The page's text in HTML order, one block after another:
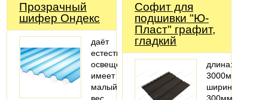
Прозрачный
шифер Ондекс
даёт
естественное
освещение
имеет
малый
Софит для
подшивки "Ю-
Пласт" графит,
гладкий
длина:
3000мм;
ширина: